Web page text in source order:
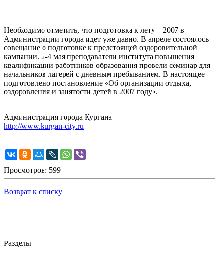
Необходимо отметить, что подготовка к лету – 2007 в
Администрации города идет уже давно. В апреле состоялось
совещание о подготовке к предстоящей оздоровительной
кампании. 2-4 мая преподаватели института повышения
квалификации работников образования провели семинар для
начальников лагерей с дневным пребыванием. В настоящее
подготовлено постановление «Об организации отдыха,
оздоровления и занятости детей в 2007 году».
Администрация города Кургана
http://www.kurgan-city.ru
Просмотров: 599
Возврат к списку
Разделы